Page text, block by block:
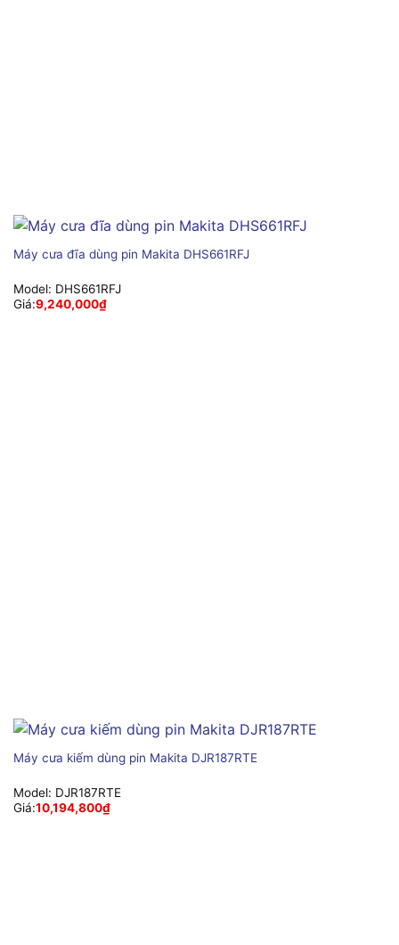
Máy cưa đĩa dùng pin Makita DHS661RFJ
Model: DHS661RFJ
Giá:9,240,000₫
Máy cưa kiếm dùng pin Makita DJR187RTE
Model: DJR187RTE
Giá:10,194,800₫